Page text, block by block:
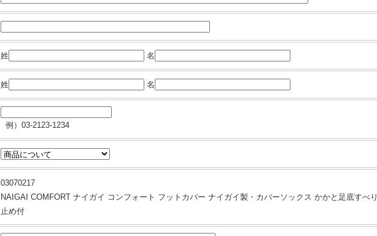
姓 名
姓 名
例）03-2123-1234
03070217
NAIGAI COMFORT ナイガイ コンフォート フットカバー ナイガイ製・カバーソックス かかと足底すべり
止め付